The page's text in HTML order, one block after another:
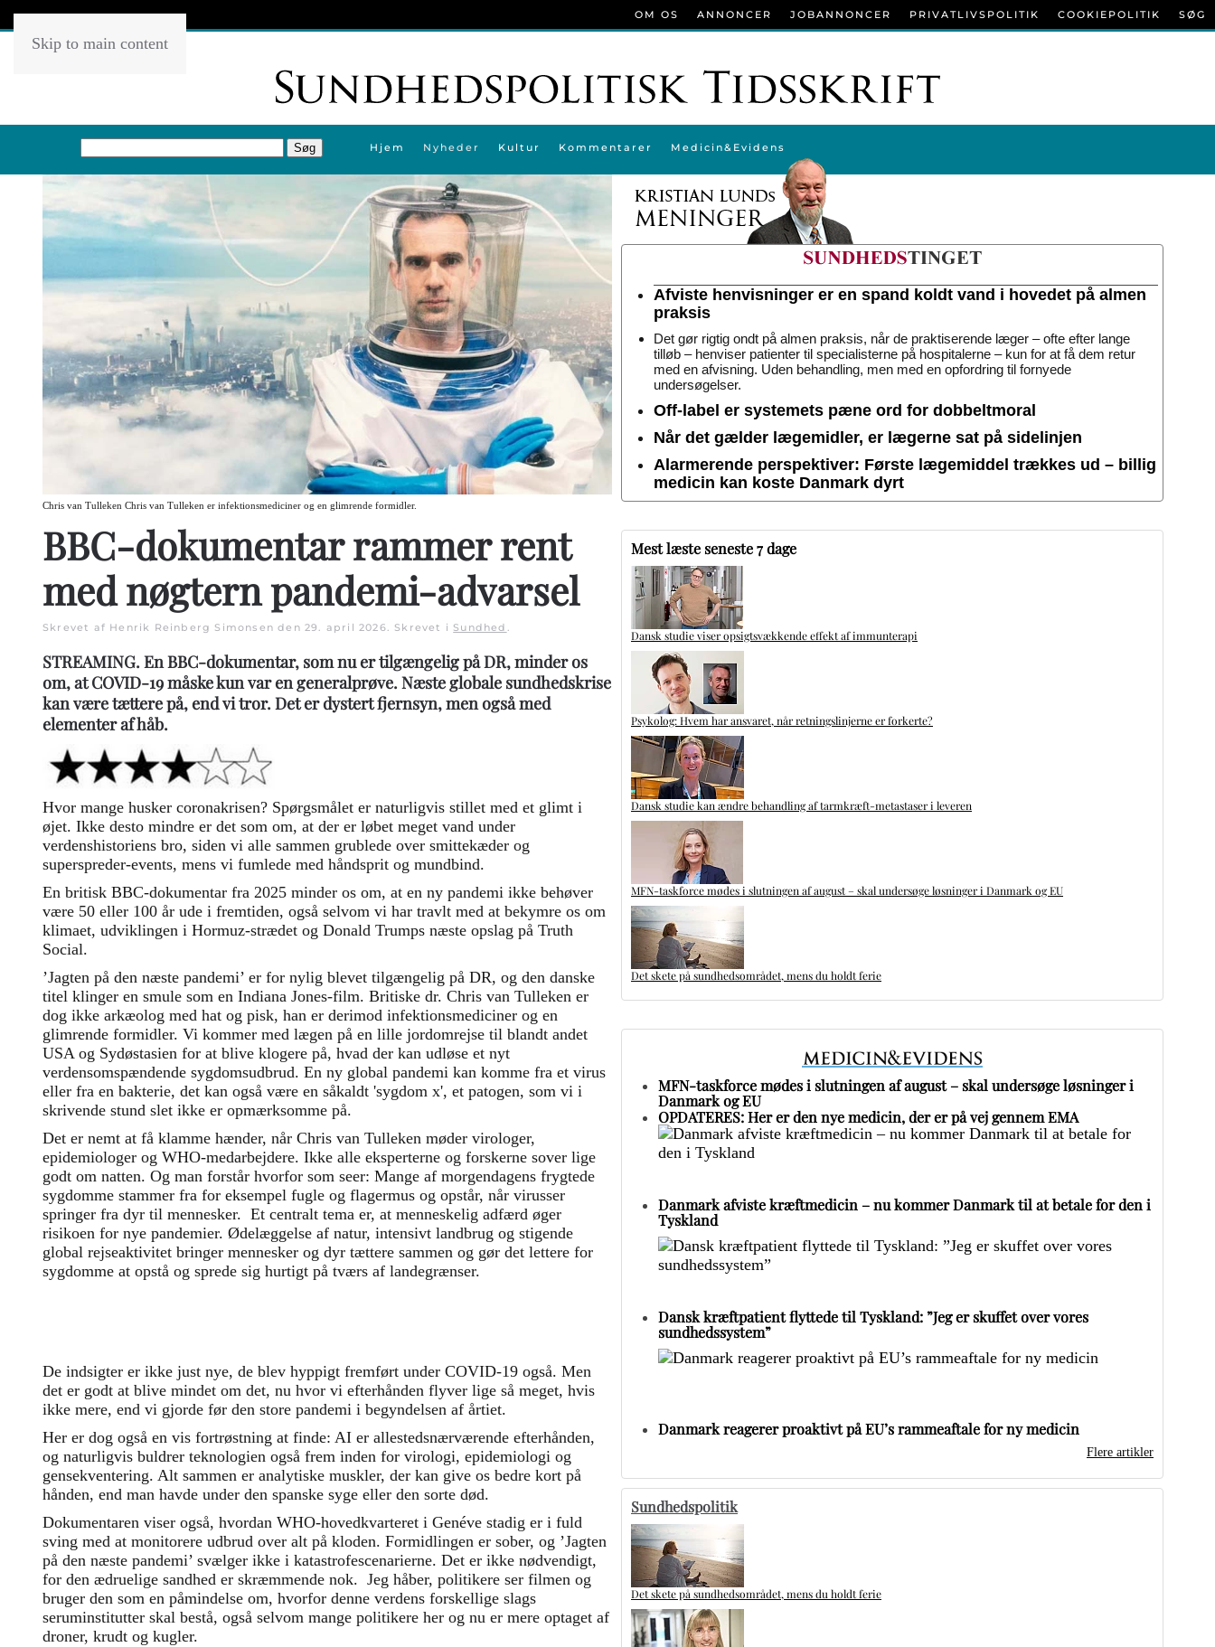
Skip to main content
Hjem Nyheder Kultur Kommentarer Medicin&Evidens
OM OS ANNONCER JOBANNONCER PRIVATLIVSPOLITIK COOKIEPOLITIK SØG
Chris van Tulleken Chris van Tulleken er infektionsmediciner og en glimrende formidler.
BBC-dokumentar rammer rent
med nøgtern pandemi-advarsel
Skrevet af Henrik Reinberg Simonsen den 29. april 2026. Skrevet i Sundhed .
STREAMING. En BBC-dokumentar, som nu er tilgængelig på DR, minder os
om, at COVID-19 måske kun var en generalprøve. Næste globale sundhedskrise
kan være tættere på, end vi tror. Det er dystert fjernsyn, men også med
elementer af håb.
Hvor mange husker coronakrisen? Spørgsmålet er naturligvis stillet med et glimt i
øjet. Ikke desto mindre er det som om, at der er løbet meget vand under
verdenshistoriens bro, siden vi alle sammen grublede over smittekæder og
superspreder-events, mens vi fumlede med håndsprit og mundbind.
En britisk BBC-dokumentar fra 2025 minder os om, at en ny pandemi ikke behøver
være 50 eller 100 år ude i fremtiden, også selvom vi har travlt med at bekymre os om
klimaet, udviklingen i Hormuz-strædet og Donald Trumps næste opslag på Truth
Social.
’Jagten på den næste pandemi’ er for nylig blevet tilgængelig på DR, og den danske
titel klinger en smule som en Indiana Jones-film. Britiske dr. Chris van Tulleken er
dog ikke arkæolog med hat og pisk, han er derimod infektionsmediciner og en
glimrende formidler. Vi kommer med lægen på en lille jordomrejse til blandt andet
USA og Sydøstasien for at blive klogere på, hvad der kan udløse et nyt
verdensomspændende sygdomsudbrud. En ny global pandemi kan komme fra et virus
eller fra en bakterie, det kan også være en såkaldt 'sygdom x', et patogen, som vi i
skrivende stund slet ikke er opmærksomme på.
Det er nemt at få klamme hænder, når Chris van Tulleken møder virologer,
epidemiologer og WHO-medarbejdere. Ikke alle eksperterne og forskerne sover lige
godt om natten. Og man forstår hvorfor som seer: Mange af morgendagens frygtede
sygdomme stammer fra for eksempel fugle og flagermus og opstår, når virusser
springer fra dyr til mennesker. Et centralt tema er, at menneskelig adfærd øger
risikoen for nye pandemier. Ødelæggelse af natur, intensivt landbrug og stigende
global rejseaktivitet bringer mennesker og dyr tættere sammen og gør det lettere for
sygdomme at opstå og sprede sig hurtigt på tværs af landegrænser.
De indsigter er ikke just nye, de blev hyppigt fremført under COVID-19 også. Men
det er godt at blive mindet om det, nu hvor vi efterhånden flyver lige så meget, hvis
ikke mere, end vi gjorde før den store pandemi i begyndelsen af årtiet.
Her er dog også en vis fortrøstning at finde: AI er allestedsnærværende efterhånden,
og naturligvis buldrer teknologien også frem inden for virologi, epidemiologi og
gensekventering. Alt sammen er analytiske muskler, der kan give os bedre kort på
hånden, end man havde under den spanske syge eller den sorte død.
Dokumentaren viser også, hvordan WHO-hovedkvarteret i Genéve stadig er i fuld
sving med at monitorere udbrud over alt på kloden. Formidlingen er sober, og ’Jagten
på den næste pandemi’ svælger ikke i katastrofescenarierne. Det er ikke nødvendigt,
for den ædruelige sandhed er skræmmende nok. Jeg håber, politikere ser filmen og
bruger den som en påmindelse om, hvorfor denne verdens forskellige slags
seruminstitutter skal bestå, også selvom mange politikere her og nu er mere optaget af
droner, krudt og kugler.
Afviste henvisninger er en spand koldt vand i hovedet på almen
praksis
Det gør rigtig ondt på almen praksis, når de praktiserende læger – ofte efter lange
tilløb – henviser patienter til specialisterne på hospitalerne – kun for at få dem retur
med en afvisning. Uden behandling, men med en opfordring til fornyede
undersøgelser.
Off-label er systemets pæne ord for dobbeltmoral
Når det gælder lægemidler, er lægerne sat på sidelinjen
Alarmerende perspektiver: Første lægemiddel trækkes ud – billig
medicin kan koste Danmark dyrt
Mest læste seneste 7 dage
Dansk studie viser opsigtsvækkende effekt af immunterapi
Psykolog: Hvem har ansvaret, når retningslinjerne er forkerte?
Dansk studie kan ændre behandling af tarmkræft-metastaser i leveren
MFN-taskforce mødes i slutningen af august – skal undersøge løsninger i Danmark og EU
Det skete på sundhedsområdet, mens du holdt ferie
MFN-taskforce mødes i slutningen af august – skal undersøge løsninger i
Danmark og EU
OPDATERES: Her er den nye medicin, der er på vej gennem EMA
Danmark afviste kræftmedicin – nu kommer Danmark til at betale for den i
Tyskland
Dansk kræftpatient flyttede til Tyskland: ”Jeg er skuffet over vores
sundhedssystem”
Danmark reagerer proaktivt på EU’s rammeaftale for ny medicin
Flere artikler
Sundhedspolitik
Det skete på sundhedsområdet, mens du holdt ferie